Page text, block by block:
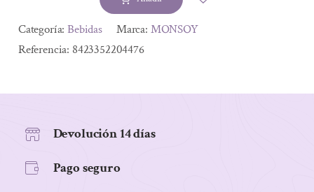
DE
ALMENDRAS
1
cantidad
Alternative:
Categoría:Bebidas Marca: MONSOY
Referencia: 8423352204476
Devolución 14 días
Pago seguro